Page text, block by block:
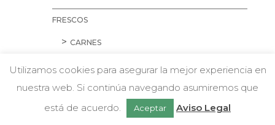
FRESCOS
CARNES
CARNE PICADA
w Chatea con nosotros
Utilizamos cookies para asegurar la mejor experiencia en
nuestra web. Si continúa navegando asumiremos que
está de acuerdo.
Aceptar Aviso Legal